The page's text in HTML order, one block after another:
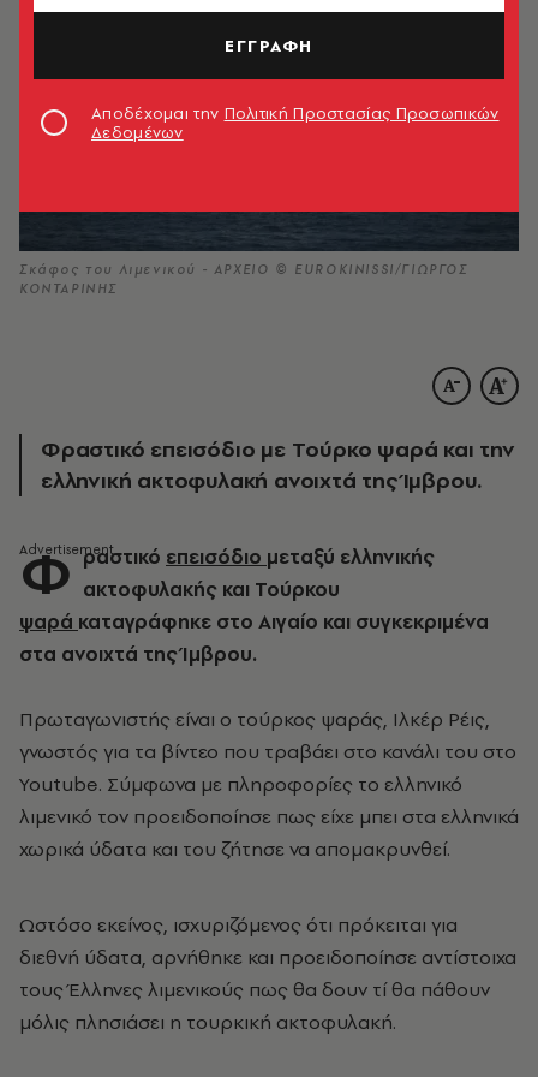
Σκάφος του Λιμενικού - ΑΡΧΕΙΟ © EUROKINISSI/ΓΙΩΡΓΟΣ
ΚΟΝΤΑΡΙΝΗΣ
Φραστικό επεισόδιο με Tούρκο ψαρά και την
ελληνική ακτοφυλακή ανοιχτά της Ίμβρου.
Φ ραστικό επεισόδιο μεταξύ ελληνικής
ακτοφυλακής και Τούρκου
ψαρά καταγράφηκε στο Αιγαίο και συγκεκριμένα
στα ανοιχτά της Ίμβρου.
Πρωταγωνιστής είναι ο τούρκος ψαράς, Ιλκέρ Ρέις,
γνωστός για τα βίντεο που τραβάει στο κανάλι του στο
Youtube. Σύμφωνα με πληροφορίες το ελληνικό
λιμενικό τον προειδοποίησε πως είχε μπει στα ελληνικά
χωρικά ύδατα και του ζήτησε να απομακρυνθεί.
Ωστόσο εκείνος, ισχυριζόμενος ότι πρόκειται για
διεθνή ύδατα, αρνήθηκε και προειδοποίησε αντίστοιχα
τους Έλληνες λιμενικούς πως θα δουν τί θα πάθουν
μόλις πλησιάσει η τουρκική ακτοφυλακή.
ΕΓΓΡΑΦΗ
Αποδέχομαι την Πολιτική Προστασίας Προσωπικών
Δεδομένων